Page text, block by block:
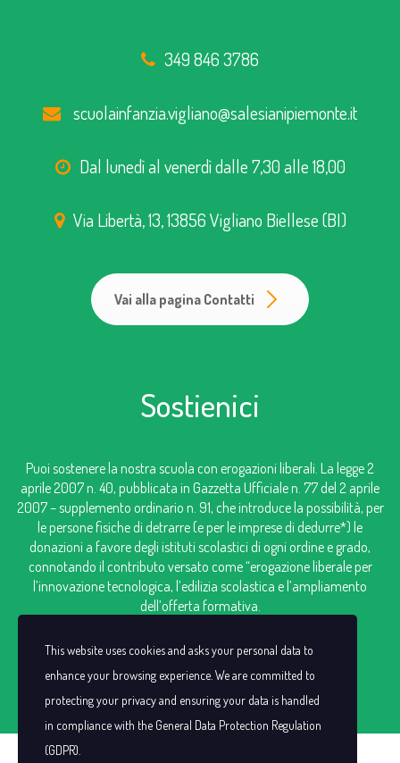
349 846 3786
scuolainfanzia.vigliano@salesianipiemonte.it
Dal lunedì al venerdì dalle 7,30 alle 18,00
Via Libertà, 13, 13856 Vigliano Biellese (BI)
Vai alla pagina Contatti
Sostienici
Puoi sostenere la nostra scuola con erogazioni liberali. La legge 2
aprile 2007 n. 40, pubblicata in Gazzetta Ufficiale n. 77 del 2 aprile
2007 – supplemento ordinario n. 91, che introduce la possibilità, per
le persone fisiche di detrarre (e per le imprese di dedurre*) le
donazioni a favore degli istituti scolastici di ogni ordine e grado,
connotando il contributo versato come “erogazione liberale per
l’innovazione tecnologica, l’edilizia scolastica e l’ampliamento
dell’offerta formativa.
This website uses cookies and asks your personal data to
enhance your browsing experience. We are committed to
protecting your privacy and ensuring your data is handled
in compliance with the General Data Protection Regulation
(GDPR)